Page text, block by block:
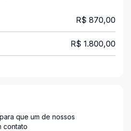
R$ 870,00
R$ 1.800,00
que um de nossos
contato